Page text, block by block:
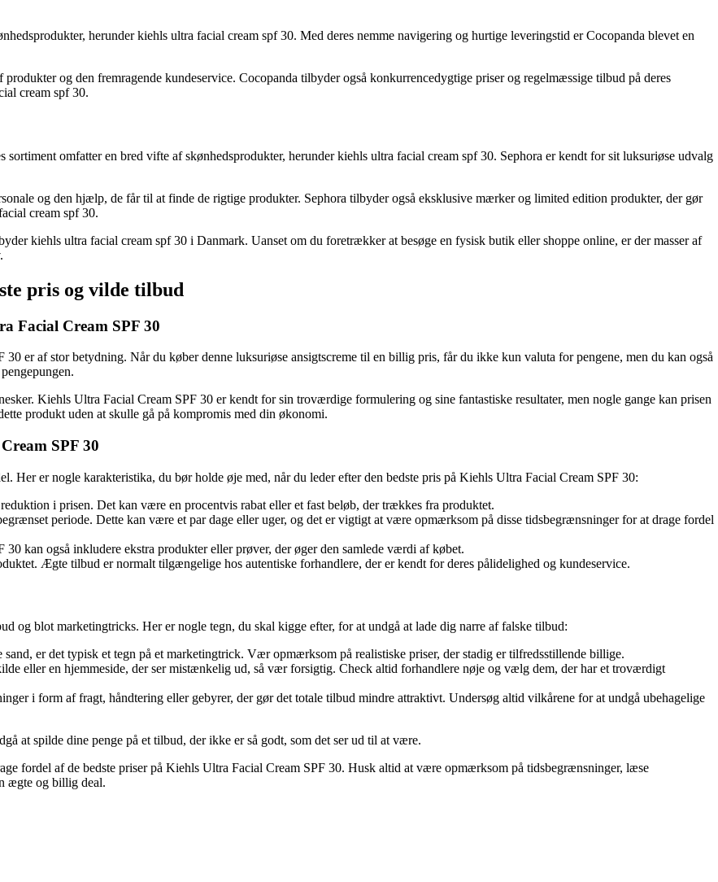
herunder kiehls ultra facial cream spf 30. Med deres nemme navigering og hurtige leveringstid er Cocopanda blevet en
og den fremragende kundeservice. Cocopanda tilbyder også konkurrencedygtige priser og regelmæssige tilbud på deres
cream spf 30.
omfatter en bred vifte af skønhedsprodukter, herunder kiehls ultra facial cream spf 30. Sephora er kendt for sit luksuriøse udvalg
og den hjælp, de får til at finde de rigtige produkter. Sephora tilbyder også eksklusive mærker og limited edition produkter, der gør
cream spf 30.
kiehls ultra facial cream spf 30 i Danmark. Uanset om du foretrækker at besøge en fysisk butik eller shoppe online, er der masser af
pris og vilde tilbud
Facial Cream SPF 30
er af stor betydning. Når du køber denne luksuriøse ansigtscreme til en billig pris, får du ikke kun valuta for pengene, men du kan også
Kiehls Ultra Facial Cream SPF 30 er kendt for sin troværdige formulering og sine fantastiske resultater, men nogle gange kan prisen
produkt uden at skulle gå på kompromis med din økonomi.
SPF 30
er nogle karakteristika, du bør holde øje med, når du leder efter den bedste pris på Kiehls Ultra Facial Cream SPF 30:
i prisen. Det kan være en procentvis rabat eller et fast beløb, der trækkes fra produktet.
periode. Dette kan være et par dage eller uger, og det er vigtigt at være opmærksom på disse tidsbegrænsninger for at drage fordel
kan også inkludere ekstra produkter eller prøver, der øger den samlede værdi af købet.
Ægte tilbud er normalt tilgængelige hos autentiske forhandlere, der er kendt for deres pålidelighed og kundeservice.
og blot marketingtricks. Her er nogle tegn, du skal kigge efter, for at undgå at lade dig narre af falske tilbud:
er det typisk et tegn på et marketingtrick. Vær opmærksom på realistiske priser, der stadig er tilfredsstillende billige.
eller en hjemmeside, der ser mistænkelig ud, så vær forsigtig. Check altid forhandlere nøje og vælg dem, der har et troværdigt
i form af fragt, håndtering eller gebyrer, der gør det totale tilbud mindre attraktivt. Undersøg altid vilkårene for at undgå ubehagelige
at spilde dine penge på et tilbud, der ikke er så godt, som det ser ud til at være.
fordel af de bedste priser på Kiehls Ultra Facial Cream SPF 30. Husk altid at være opmærksom på tidsbegrænsninger, læse
ægte og billig deal.